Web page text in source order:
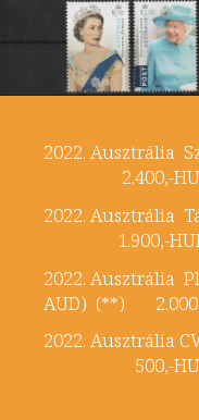
2022. Ausztrália
2.400,-
2022. Ausztrália
1.900,-
2022. Ausztrália
AUD) (**)
2022. Ausztrália
500,-